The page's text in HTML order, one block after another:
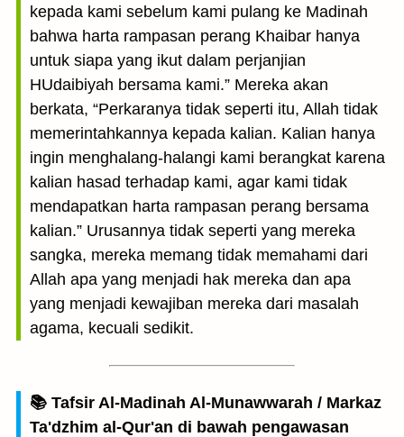
kepada kami sebelum kami pulang ke Madinah
bahwa harta rampasan perang Khaibar hanya
untuk siapa yang ikut dalam perjanjian
HUdaibiyah bersama kami.” Mereka akan
berkata, “Perkaranya tidak seperti itu, Allah tidak
memerintahkannya kepada kalian. Kalian hanya
ingin menghalang-halangi kami berangkat karena
kalian hasad terhadap kami, agar kami tidak
mendapatkan harta rampasan perang bersama
kalian.” Urusannya tidak seperti yang mereka
sangka, mereka memang tidak memahami dari
Allah apa yang menjadi hak mereka dan apa
yang menjadi kewajiban mereka dari masalah
agama, kecuali sedikit.
📚 Tafsir Al-Madinah Al-Munawwarah / Markaz
Ta'dzhim al-Qur'an di bawah pengawasan